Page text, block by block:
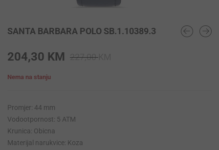
SANTA BARBARA POLO SB.1.10389.3
227,00
204,30 KM
Nema na stanju
Promjer: 44 mm
Vodootpornost: 5 ATM
Krunica: Obicna
Materijal narukvice: Koza